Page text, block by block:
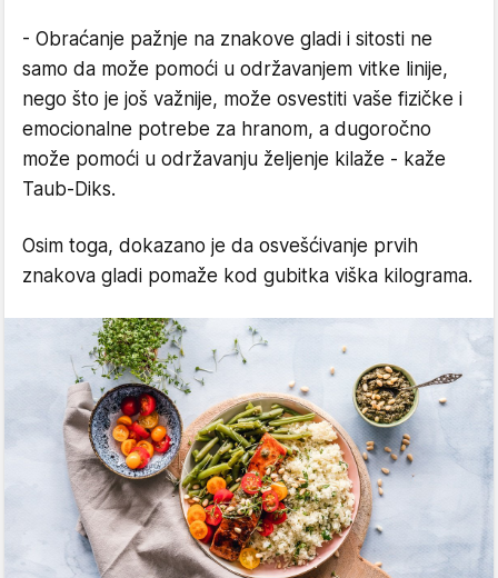
- Obraćanje pažnje na znakove gladi i sitosti ne
samo da može pomoći u održavanjem vitke linije,
nego što je još važnije, može osvestiti vaše fizičke i
emocionalne potrebe za hranom, a dugoročno
može pomoći u održavanju željenje kilaže - kaže
Taub-Diks.
Osim toga, dokazano je da osvešćivanje prvih
znakova gladi pomaže kod gubitka viška kilograma.